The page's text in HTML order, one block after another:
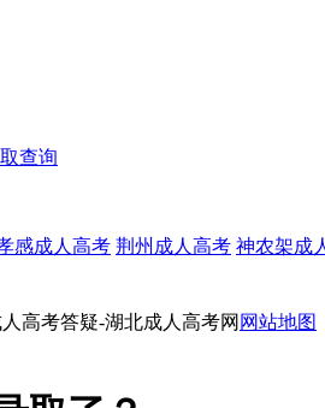
查询
感成人高考 荆州成人高考 神农架成
高考答疑-湖北成人高考网 网站地图